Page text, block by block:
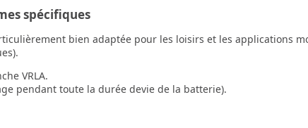
spécifiques
bien adaptée pour les loisirs et les applications
VRLA.
pendant toute la durée devie de la batterie).